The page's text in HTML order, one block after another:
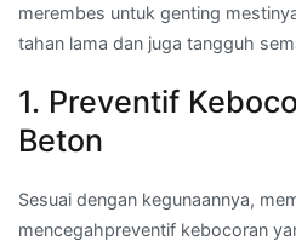
merembes untuk genting
tahan lama dan juga tangguh
1. Preventif
Beton
Sesuai dengan kegunaannya,
mencegahpreventif kebocoran